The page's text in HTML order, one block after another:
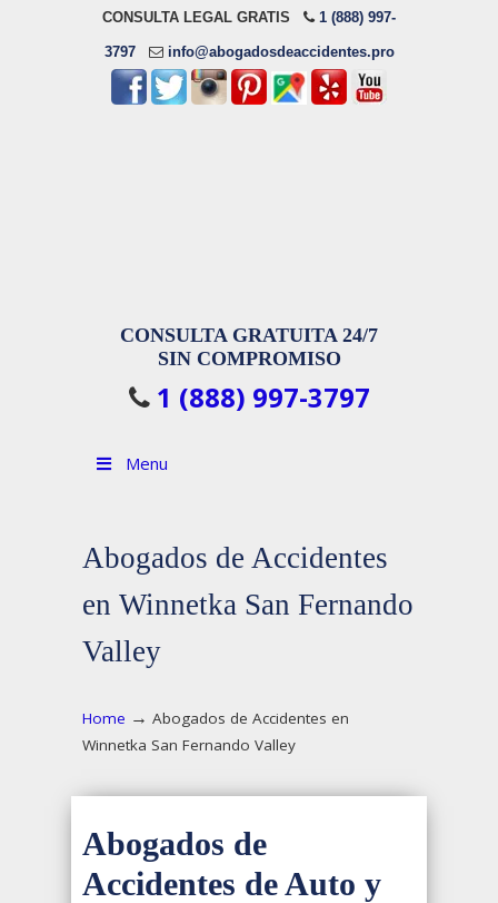
CONSULTA LEGAL GRATIS 1 (888) 997-
3797 info@abogadosdeaccidentes.pro
CONSULTA GRATUITA 24/7
SIN COMPROMISO
1 (888) 997-3797
Menu
Abogados de Accidentes
en Winnetka San Fernando
Valley
Home → Abogados de Accidentes en
Winnetka San Fernando Valley
Abogados de
Accidentes de Auto y